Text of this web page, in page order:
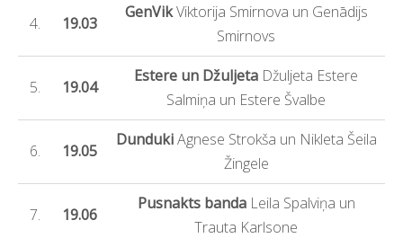
4. 19.03
GenVikViktorija Smirnova un Genādijs
Smirnovs
5. 19.04
Estere un Džuljeta Džuljeta Estere
Salmiņa un Estere Švalbe
6. 19.05
DundukiAgnese Strokša un Nikleta Šeila
Žingele
7. 19.06
Pusnakts bandaLeila Spalviņa un
Trauta Karlsone